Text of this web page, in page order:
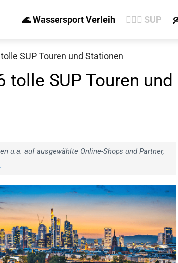
🌊 Wassersport Verleih 🏄‍♀️🛶 SUP
SUP Touren und Stationen
tolle SUP Touren und
u.a. auf ausgewählte Online-Shops und Partner,